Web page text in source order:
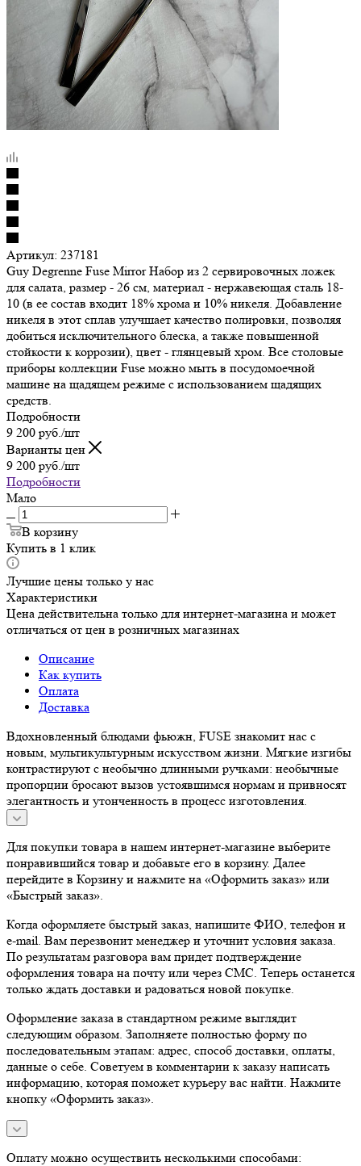
Артикул: 237181
Guy Degrenne Fuse Mirror Набор из 2 сервировочных ложек
для салата, размер - 26 см, материал - нержавеющая сталь 18-
10 (в ее состав входит 18% хрома и 10% никеля. Добавление
никеля в этот сплав улучшает качество полировки, позволяя
добиться исключительного блеска, а также повышенной
стойкости к коррозии), цвет - глянцевый хром. Все столовые
приборы коллекции Fuse можно мыть в посудомоечной
машине на щадящем режиме с использованием щадящих
средств.
Подробности
9 200 руб. /шт
Варианты цен
9 200 руб. /шт
Подробности
Мало
В корзину
Купить в 1 клик
Лучшие цены только у нас
Характеристики
Цена действительна только для интернет-магазина и может
отличаться от цен в розничных магазинах
Описание
Как купить
Оплата
Доставка
Вдохновленный блюдами фьюжн, FUSE знакомит нас с
новым, мультикультурным искусством жизни. Мягкие изгибы
контрастируют с необычно длинными ручками: необычные
пропорции бросают вызов устоявшимся нормам и привносят
элегантность и утонченность в процесс изготовления.
Для покупки товара в нашем интернет-магазине выберите
понравившийся товар и добавьте его в корзину. Далее
перейдите в Корзину и нажмите на «Оформить заказ» или
«Быстрый заказ».
Когда оформляете быстрый заказ, напишите ФИО, телефон и
e-mail. Вам перезвонит менеджер и уточнит условия заказа.
По результатам разговора вам придет подтверждение
оформления товара на почту или через СМС. Теперь останется
только ждать доставки и радоваться новой покупке.
Оформление заказа в стандартном режиме выглядит
следующим образом. Заполняете полностью форму по
последовательным этапам: адрес, способ доставки, оплаты,
данные о себе. Советуем в комментарии к заказу написать
информацию, которая поможет курьеру вас найти. Нажмите
кнопку «Оформить заказ».
Оплату можно осуществить несколькими способами: